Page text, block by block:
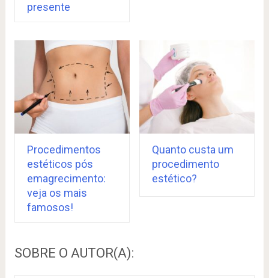
presente
Procedimentos
estéticos pós
emagrecimento:
veja os mais
famosos!
Quanto custa um
procedimento
estético?
SOBRE O AUTOR(A):